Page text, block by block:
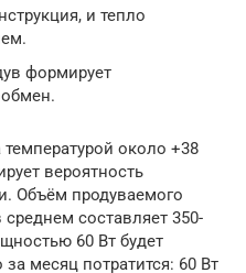
и тепло
формирует
около +38
вероятность
Объём продуваемого
среднем составляет 350-
60 Вт будет
за месяц потратится: 60 Вт